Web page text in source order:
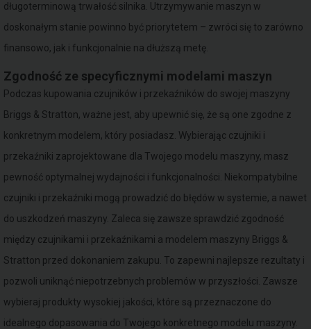
długoterminową trwałość silnika. Utrzymywanie maszyn w
doskonałym stanie powinno być priorytetem – zwróci się to zarówno
finansowo, jak i funkcjonalnie na dłuższą metę.
Zgodność ze specyficznymi modelami maszyn
Podczas kupowania czujników i przekaźników do swojej maszyny
Briggs & Stratton, ważne jest, aby upewnić się, że są one zgodne z
konkretnym modelem, który posiadasz. Wybierając czujniki i
przekaźniki zaprojektowane dla Twojego modelu maszyny, masz
pewność optymalnej wydajności i funkcjonalności. Niekompatybilne
czujniki i przekaźniki mogą prowadzić do błędów w systemie, a nawet
do uszkodzeń maszyny. Zaleca się zawsze sprawdzić zgodność
między czujnikami i przekaźnikami a modelem maszyny Briggs &
Stratton przed dokonaniem zakupu. To zapewni najlepsze rezultaty i
pozwoli uniknąć niepotrzebnych problemów w przyszłości. Zawsze
wybieraj produkty wysokiej jakości, które są przeznaczone do
idealnego dopasowania do Twojego konkretnego modelu maszyny.